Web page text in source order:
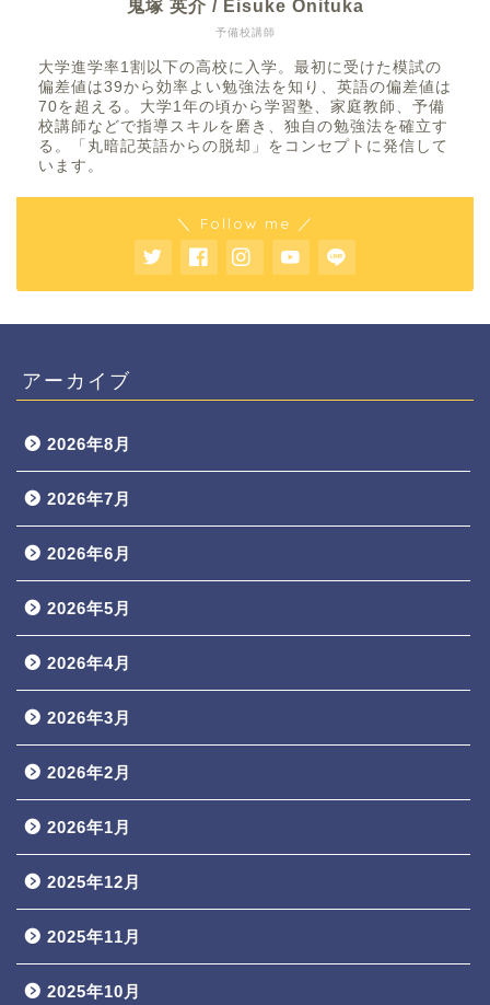
予備校講師
鬼塚 英介 / Eisuke Onituka
大学進学率1割以下の高校に入学。最初に受けた模試の
偏差値は39から効率よい勉強法を知り、英語の偏差値は
70を超える。大学1年の頃から学習塾、家庭教師、予備
校講師などで指導スキルを磨き、独自の勉強法を確立す
る。「丸暗記英語からの脱却」をコンセプトに発信して
います。
＼ Follow me ／
アーカイブ
2026年8月
2026年7月
2026年6月
2026年5月
2026年4月
2026年3月
2026年2月
2026年1月
2025年12月
2025年11月
2025年10月